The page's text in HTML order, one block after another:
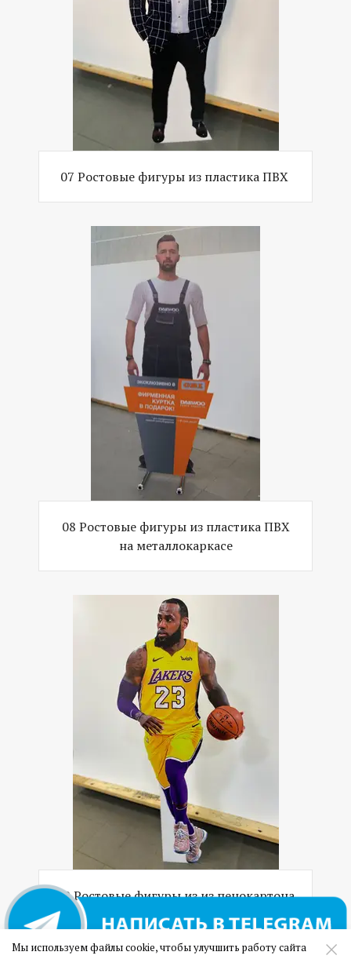
07 Ростовые фигуры из пластика ПВХ
08 Ростовые фигуры из пластика ПВХ
на металлокаркасе
09 Ростовые фигуры из из пенокартона
(сэндвич панель)
Мы используем файлы cookie, чтобы улучшить работу сайта